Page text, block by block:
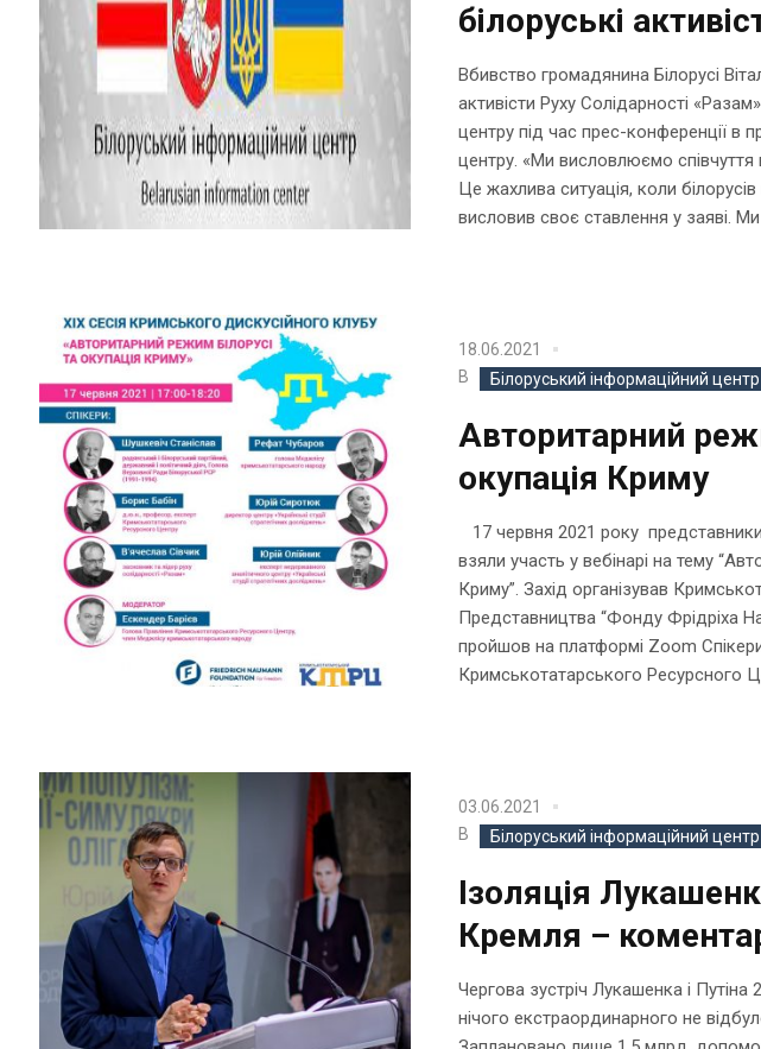
білоруські
Вбивство громадянина Білорусі
активісти Руху Солідарності
центру під час прес-конференції в
центру. «Ми висловлюємо
Це жахлива ситуація, коли
висловив своє ставлення у заяві.
18.06.2021
В
Білоруський інформаційний центр
Авторитарний
окупація Криму
17 червня 2021 року
взяли участь у вебінарі на тему
Криму”. Захід організував
Представництва “Фонду Фрідріха
пройшов на платформі Zoom
Кримськотатарського Ресурсного
03.06.2021
В
Білоруський інформаційний центр
Ізоляція
Кремля –
Чергова зустріч Лукашенка і
нічого екстраординарного не